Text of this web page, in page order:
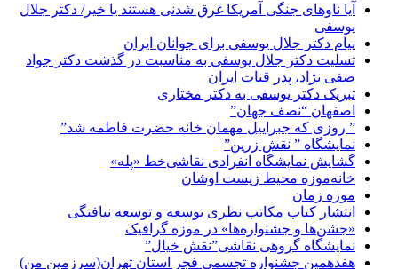
آیا ناوهای جنگی آمریکا غرق شدنی هستند یا خیر/ دکتر جلال
یوسفی
پیام دکتر جلال یوسفی برای جوانان ایران
تسلیت دکتر جلال یوسفی به مناسبت در گذشت دکتر جواد
صفی نژاد، پدر قنات ایران
تبریک دکتر یوسفی به دکتر مختاری
اصفهان “نصف جهان”
” روزی که جبراییل مهمان خانه حضرت فاطمه شد”
نمایشگاه ” نقش زرین”
گشایش نمایشگاه انفرادی نقاشی‌خط «پله»
خانه‌موزه محیط‌ زیست اوشان
موزه زمان
انتشار کتاب مکاتب نظری توسعه و توسعه نیافتگی
«جشن‌ها و جشنواره‌ها» در موزه گرافیک
نمایشگاه گروهی نقاشی”نقش خیال”
هفدهمین جشنواره تجسمی فجر استان تهران(سرزمین من)